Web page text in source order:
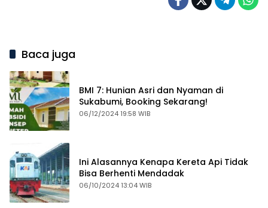
Baca juga
BMI 7: Hunian Asri dan Nyaman di
Sukabumi, Booking Sekarang!
06/12/2024 19:58 WIB
Ini Alasannya Kenapa Kereta Api Tidak
Bisa Berhenti Mendadak
06/10/2024 13:04 WIB